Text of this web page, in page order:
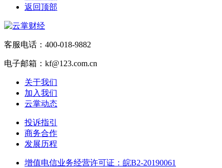
返回顶部
客服电话：400-018-9882
电子邮箱：kf@123.com.cn
关于我们
加入我们
云掌动态
投诉指引
商务合作
发展历程
增值电信业务经营许可证：皖B2-20190061